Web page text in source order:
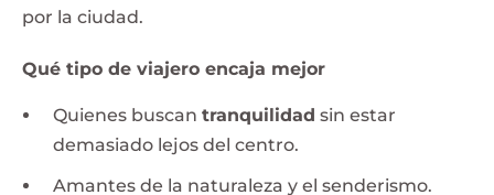
por la ciudad.
Qué tipo de viajero encaja mejor
Quienes buscan tranquilidad sin estar
demasiado lejos del centro.
Amantes de la naturaleza y el senderismo.